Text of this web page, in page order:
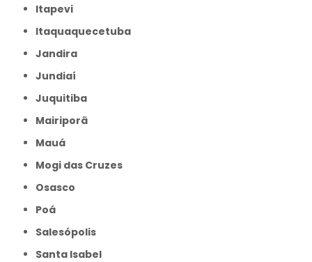
Itapevi
Itaquaquecetuba
Jandira
Jundiaí
Juquitiba
Mairiporã
Mauá
Mogi das Cruzes
Osasco
Poá
Salesópolis
Santa Isabel